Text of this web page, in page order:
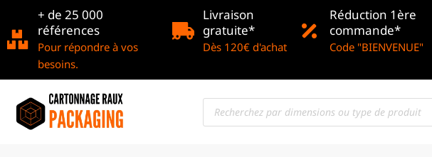
+ de 25 000
références
Pour répondre à vos
besoins.
Livraison
gratuite*
Dès 120€ d'achat
Réduction 1ère
commande*
Code "BIENVENUE"